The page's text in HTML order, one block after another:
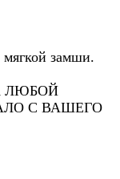
мягкой замши.
ЛЮБОЙ
С ВАШЕГО